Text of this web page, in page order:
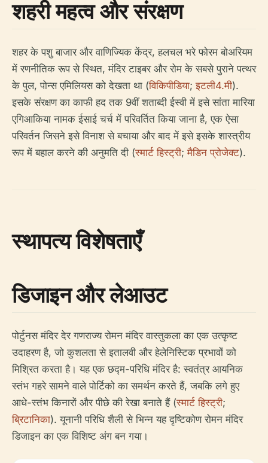
शहरी महत्व और संरक्षण
शहर के पशु बाजार और वाणिज्यिक केंद्र, हलचल भरे फोरम बोअरियम
में रणनीतिक रूप से स्थित, मंदिर टाइबर और रोम के सबसे पुराने पत्थर
के पुल, पोन्स एमिलियस को देखता था (विकिपीडिया;इटली4.मी).
इसके संरक्षण का काफी हद तक 9वीं शताब्दी ईस्वी में इसे सांता मारिया
एगिआकिया नामक ईसाई चर्च में परिवर्तित किया जाना है, एक ऐसा
परिवर्तन जिसने इसे विनाश से बचाया और बाद में इसे इसके शास्त्रीय
रूप में बहाल करने की अनुमति दी (स्मार्ट हिस्ट्री;मैडिन प्रोजेक्ट).
स्थापत्य विशेषताएँ
डिजाइन और लेआउट
पोर्टुनस मंदिर देर गणराज्य रोमन मंदिर वास्तुकला का एक उत्कृष्ट
उदाहरण है, जो कुशलता से इतालवी और हेलेनिस्टिक प्रभावों को
मिश्रित करता है। यह एक छद्म-परिधि मंदिर है: स्वतंत्र आयनिक
स्तंभ गहरे सामने वाले पोर्टिको का समर्थन करते हैं, जबकि लगे हुए
आधे-स्तंभ किनारों और पीछे की रेखा बनाते हैं (स्मार्ट हिस्ट्री;
ब्रिटानिका). यूनानी परिधि शैली से भिन्न यह दृष्टिकोण रोमन मंदिर
डिजाइन का एक विशिष्ट अंग बन गया।